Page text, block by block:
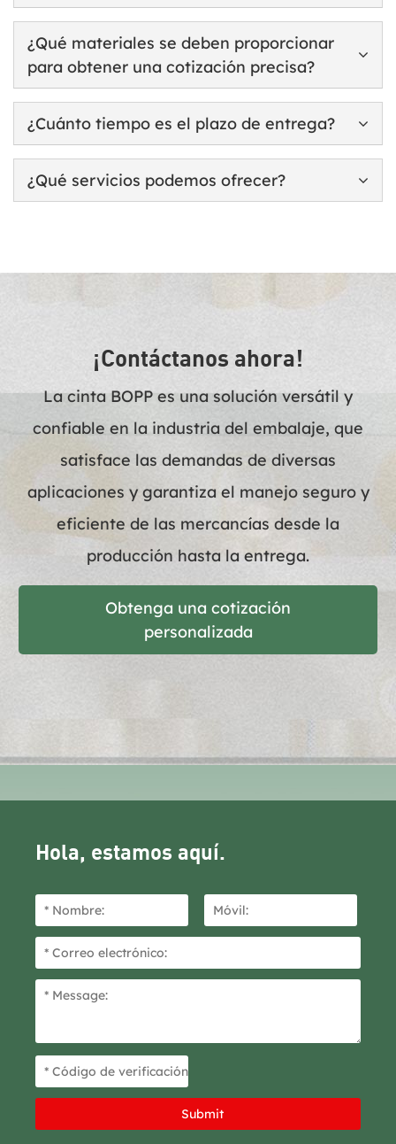
¿Qué materiales se deben proporcionar
para obtener una cotización precisa?
¿Cuánto tiempo es el plazo de entrega?
¿Qué servicios podemos ofrecer?
¡Contáctanos ahora!
La cinta BOPP es una solución versátil y
confiable en la industria del embalaje, que
satisface las demandas de diversas
aplicaciones y garantiza el manejo seguro y
eficiente de las mercancías desde la
producción hasta la entrega.
Obtenga una cotización
personalizada
Hola, estamos aquí.